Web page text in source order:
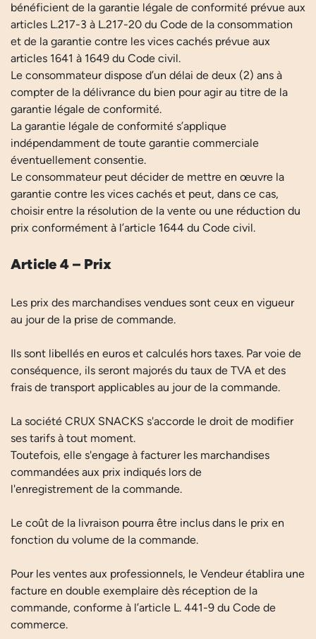
bénéficient de la garantie légale de conformité prévue aux
articles L.217-3 à L.217-20 du Code de la consommation
et de la garantie contre les vices cachés prévue aux
articles 1641 à 1649 du Code civil.
Le consommateur dispose d’un délai de deux (2) ans à
compter de la délivrance du bien pour agir au titre de la
garantie légale de conformité.
La garantie légale de conformité s’applique
indépendamment de toute garantie commerciale
éventuellement consentie.
Le consommateur peut décider de mettre en œuvre la
garantie contre les vices cachés et peut, dans ce cas,
choisir entre la résolution de la vente ou une réduction du
prix conformément à l’article 1644 du Code civil.
Article 4 – Prix
Les prix des marchandises vendues sont ceux en vigueur
au jour de la prise de commande.
Ils sont libellés en euros et calculés hors taxes. Par voie de
conséquence, ils seront majorés du taux de TVA et des
frais de transport applicables au jour de la commande.
La société CRUX SNACKS s'accorde le droit de modifier
ses tarifs à tout moment.
Toutefois, elle s'engage à facturer les marchandises
commandées aux prix indiqués lors de
l'enregistrement de la commande.
Le coût de la livraison pourra être inclus dans le prix en
fonction du volume de la commande.
Pour les ventes aux professionnels, le Vendeur établira une
facture en double exemplaire dès réception de la
commande, conforme à l’article L. 441-9 du Code de
commerce.